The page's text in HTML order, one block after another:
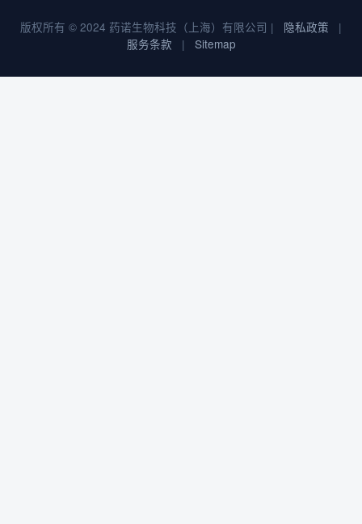
版权所有 © 2024 药诺生物科技（上海）有限公司 | 隐私政策
|
服务条款
| Sitemap